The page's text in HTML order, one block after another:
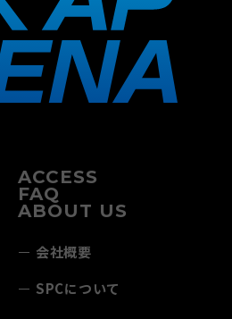
ACCESS
FAQ
ABOUT US
会社概要
SPCについて